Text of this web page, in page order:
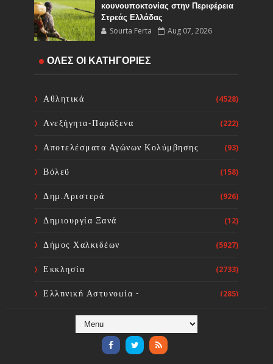
κουνουποκτονίας στην Περιφέρεια
Στρεάς Ελλάδας
Sourta Ferta Aug 07, 2026
Συνταξιούχων Ν. Εύβοιας
ΟΛΕΣ ΟΙ ΚΑΤΗΓΟΡΙΕΣ
Αθλητικά (4528)
Ανεξήγητα-Παράξενα (222)
Αποτελέσματα Αγώνων Κολύμβησης (93)
Βόλεϋ (158)
Δημ.Αριστερά (926)
Δημιουργία Ξανά (12)
Δήμος Χαλκιδέων (5927)
Εκκλησία (2733)
Ελληνική Αστυνομία -
(285)
Ενόργανη Γυμναστική